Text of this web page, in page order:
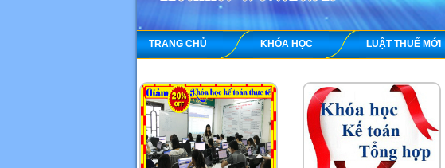
TRANG CHỦ KHÓA HỌC LUẬT THUẾ MỚI